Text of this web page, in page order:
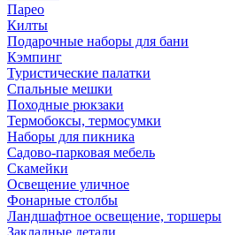
Парео
Килты
Подарочные наборы для бани
Кэмпинг
Туристические палатки
Спальные мешки
Походные рюкзаки
Термобоксы, термосумки
Наборы для пикника
Садово-парковая мебель
Скамейки
Освещение уличное
Фонарные столбы
Ландшафтное освещение, торшеры
Закладные детали